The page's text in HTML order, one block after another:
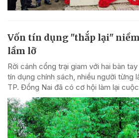
Vốn tín dụng "thắp lại"
lầm lỡ
Rời cánh cổng trại giam với hai bàn
tín dụng chính sách, nhiều người từng
TP. Đồng Nai đã có cơ hội làm lại